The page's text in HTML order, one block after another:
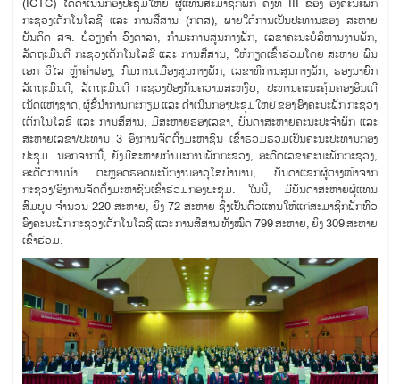
ກະຊວງເຕັກໂນໂລຊີ ແລະ ການສື່ສານ (ກຕສ), ພາຍໃຕ້ການເປັນປະທານຂອງ ສະຫາຍ
ບັນດິດ ສຈ. ບໍ່ວຽງຄໍາ ວົງດາລາ, ກໍາມະການສູນກາງພັກ, ເລຂາຄະນະບໍລິຫານງານພັກ,
ລັດຖະມົນຕີ ກະຊວງເຕັກໂນໂລຊີ ແລະ ການສື່ສານ, ໃຫ້ກຽດເຂົ້າຮ່ວມໂດຍ ສະຫາຍ ພົນ
ເອກ ວິໄລ ຫຼ້າຄໍາຟອງ, ກົມການເມືອງສູນກາງພັກ, ເລຂາທິການສູນກາງພັກ, ຮອງນາຍົກ
ລັດຖະມົນຕີ, ລັດຖະມົນຕີ ກະຊວງປ້ອງກັນຄວາມສະຫງົບ, ປະທານຄະນະຄຸ້ມຄອງອິນເຕີ
ເນັດແຫ່ງຊາດ, ຜູ້ຊີ້ນໍາການກະກຽມ ແລະ ດໍາເນີນກອງປະຊຸມໃຫຍ່ ຂອງ ອົງຄະນະພັກ ກະຊວງ
ເຕັກໂນໂລຊີ ແລະ ການສື່ສານ, ມີສະຫາຍຮອງເລຂາ, ບັນດາສະຫາຍຄະນະປະຈໍາພັກ ແລະ
ສະຫາຍເລຂາ/ປະທານ 3 ອົງການຈັດຕັ້ງມະຫາຊົນ ເຂົ້າຮ່ວມຮ່ວມເປັນຄະນະປະທານກອງ
ປະຊຸມ. ນອກຈາກນີ້, ຍັງມີສະຫາຍກໍາມະການພັກກະຊວງ, ອະດີດເລຂາຄະນະພັກກະຊວງ,
ອະດີດການນໍາ ຕະຫຼອດຮອດພະນັກງານອາວຸໂສບໍານານ, ບັນດາແຂກຜູ້ຕາງໜ້າຈາກ
ກະຊວງ/ອົງການຈັດຕັ້ງມະຫາຊົນເຂົ້າຮ່ວມກອງປະຊຸມ. ໃນນີ້, ມີບັນດາສະຫາຍຜູ້ແທນ
ສົມບູນ ຈໍານວນ 220 ສະຫາຍ, ຍິງ 72 ສະຫາຍ ຊຶ່ງເປັນຕົວແທນໃຫ້ແກ່ສະມາຊິກພັກທົ່ວ
ອົງຄະນະພັກ ກະຊວງເຕັກໂນໂລຊີ ແລະ ການສື່ສານ ທັງໝົດ 799 ສະຫາຍ, ຍິງ 309 ສະຫາຍ
ເຂົ້າຮ່ວມ.